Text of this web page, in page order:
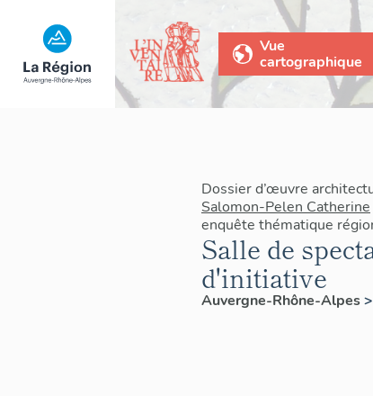
Vue
cartographique
Dossier d’œuvre
Salomon-Pelen Catherine
enquête thématique
Salle de
d'initiative
Auvergne-Rhône-Alpes>